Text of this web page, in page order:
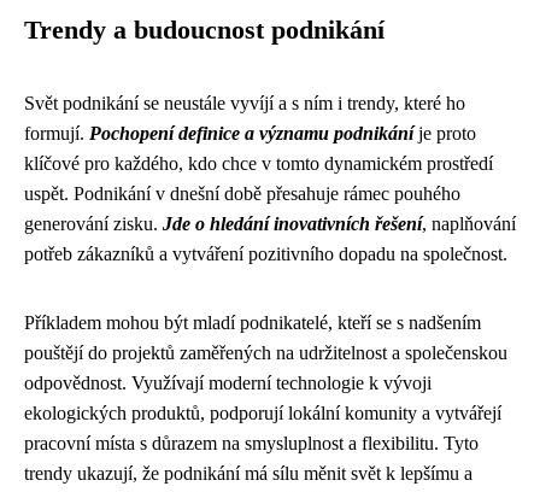
Trendy a budoucnost podnikání
Svět podnikání se neustále vyvíjí a s ním i trendy, které ho
formují. Pochopení definice a významu podnikáníje proto
klíčové pro každého, kdo chce v tomto dynamickém prostředí
uspět. Podnikání v dnešní době přesahuje rámec pouhého
generování zisku. Jde o hledání inovativních řešení, naplňování
potřeb zákazníků a vytváření pozitivního dopadu na společnost.
Příkladem mohou být mladí podnikatelé, kteří se s nadšením
pouštějí do projektů zaměřených na udržitelnost a společenskou
odpovědnost. Využívají moderní technologie k vývoji
ekologických produktů, podporují lokální komunity a vytvářejí
pracovní místa s důrazem na smysluplnost a flexibilitu. Tyto
trendy ukazují, že podnikání má sílu měnit svět k lepšímu a